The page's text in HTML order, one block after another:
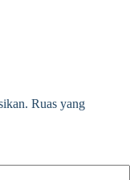
Ruas yang